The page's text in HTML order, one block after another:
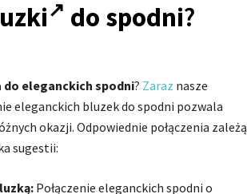
do spodni?
do eleganckich spodni? Zaraz nasze
eleganckich bluzek do spodni pozwala
okazji. Odpowiednie połączenia zależą
sugestii:
Połączenie eleganckich spodni o